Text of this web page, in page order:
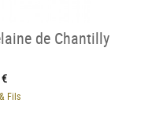
de Chantilly
Fils